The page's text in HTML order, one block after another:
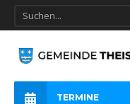
TERMINE